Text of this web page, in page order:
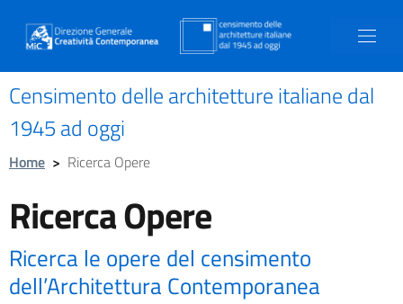
Censimento delle architetture italiane dal
1945 ad oggi
Home > Ricerca Opere
Ricerca Opere
Ricerca le opere del censimento
dell’Architettura Contemporanea